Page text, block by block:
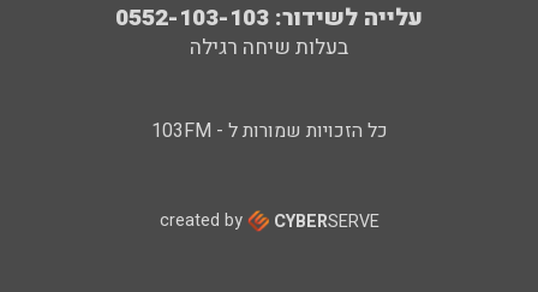
עלייה לשידור: 0552-103-103
בעלות שיחה רגילה
כל הזכויות שמורות ל - 103FM
created by CYBERSERVE